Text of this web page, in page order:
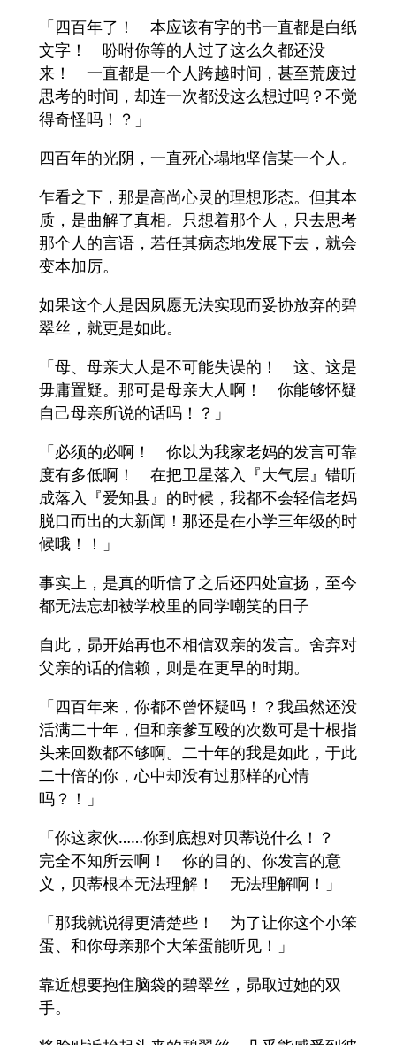
「四百年了！ 本应该有字的书一直都是白纸
文字！ 吩咐你等的人过了这么久都还没
来！ 一直都是一个人跨越时间，甚至荒废过
思考的时间，却连一次都没这么想过吗？不觉
得奇怪吗！？」
四百年的光阴，一直死心塌地坚信某一个人。
乍看之下，那是高尚心灵的理想形态。但其本
质，是曲解了真相。只想着那个人，只去思考
那个人的言语，若任其病态地发展下去，就会
变本加厉。
如果这个人是因夙愿无法实现而妥协放弃的碧
翠丝，就更是如此。
「母、母亲大人是不可能失误的！ 这、这是
毋庸置疑。那可是母亲大人啊！ 你能够怀疑
自己母亲所说的话吗！？」
「必须的必啊！ 你以为我家老妈的发言可靠
度有多低啊！ 在把卫星落入『大气层』错听
成落入『爱知县』的时候，我都不会轻信老妈
脱口而出的大新闻！那还是在小学三年级的时
候哦！！」
事实上，是真的听信了之后还四处宣扬，至今
都无法忘却被学校里的同学嘲笑的日子
自此，昴开始再也不相信双亲的发言。舍弃对
父亲的话的信赖，则是在更早的时期。
「四百年来，你都不曾怀疑吗！？我虽然还没
活满二十年，但和亲爹互殴的次数可是十根指
头来回数都不够啊。二十年的我是如此，于此
二十倍的你，心中却没有过那样的心情
吗？！」
「你这家伙……你到底想对贝蒂说什么！？
完全不知所云啊！ 你的目的、你发言的意
义，贝蒂根本无法理解！ 无法理解啊！」
「那我就说得更清楚些！ 为了让你这个小笨
蛋、和你母亲那个大笨蛋能听见！」
靠近想要抱住脑袋的碧翠丝，昴取过她的双
手。